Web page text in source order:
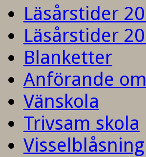
Läsårstider
Läsårstider
Blanketter
Anförande
Vänskola
Trivsam skola
Visselblåsning